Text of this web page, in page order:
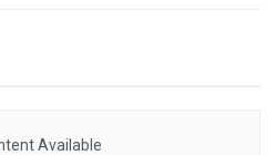
Available